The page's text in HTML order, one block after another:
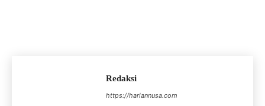
Redaksi
https://hariannusa.com